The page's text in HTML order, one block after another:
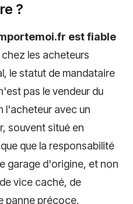
?
est fiable
les acheteurs
le statut de mandataire
pas le vendeur du
l'acheteur avec un
souvent situé en
que la responsabilité
garage d'origine, et non
vice caché, de
panne précoce,